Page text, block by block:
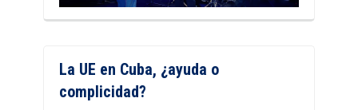
La UE en Cuba, ¿ayuda o
complicidad?